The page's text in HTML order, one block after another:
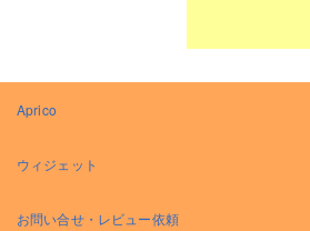
Aprico
ウィジェット
お問い合せ・レビュー依頼